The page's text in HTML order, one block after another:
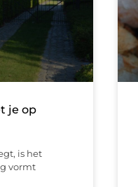
je op
is het
vormt